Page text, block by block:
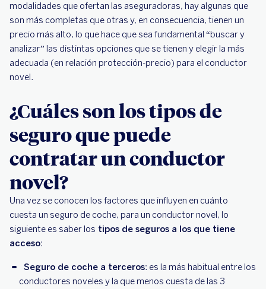
modalidades que ofertan las aseguradoras, hay algunas que
son más completas que otras y, en consecuencia, tienen un
precio más alto, lo que hace que sea fundamental “buscar y
analizar” las distintas opciones que se tienen y elegir la más
adecuada (en relación protección-precio) para el conductor
novel.
¿Cuáles son los tipos de
seguro que puede
contratar un conductor
novel?
Una vez se conocen los factores que influyen en cuánto
cuesta un seguro de coche, para un conductor novel, lo
siguiente es saber los tipos de seguros a los que tiene
acceso:
Seguro de coche a terceros: es la más habitual entre los
conductores noveles y la que menos cuesta de las 3